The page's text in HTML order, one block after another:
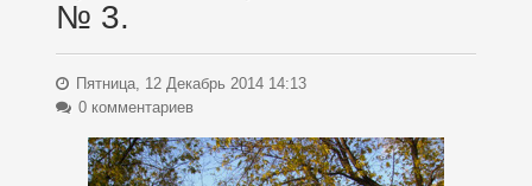
№ 3.
Пятница, 12 Декабрь 2014 14:13
0 комментариев